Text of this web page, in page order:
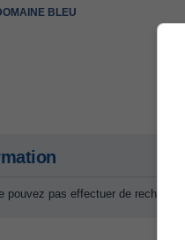
BLEU
pouvez pas effectuer de